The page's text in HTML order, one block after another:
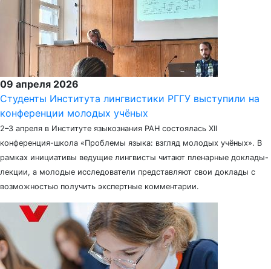
09 апреля 2026
Студенты Института лингвистики РГГУ выступили на
конференции молодых учёных
2–3 апреля в Институте языкознания РАН состоялась XII
конференция-школа «Проблемы языка: взгляд молодых учёных». В
рамках инициативы ведущие лингвисты читают пленарные доклады-
лекции, а молодые исследователи представляют свои доклады с
возможностью получить экспертные комментарии.